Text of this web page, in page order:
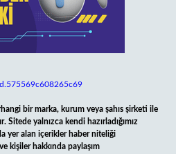
bir marka, kurum veya şahıs şirketi ile
Sitede yalnızca kendi hazırladığımız
yer alan içerikler haber niteliği
kişiler hakkında paylaşım